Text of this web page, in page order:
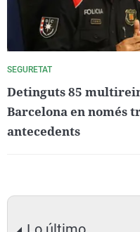
SEGURETAT
Detinguts 85
Barcelona en només
antecedents